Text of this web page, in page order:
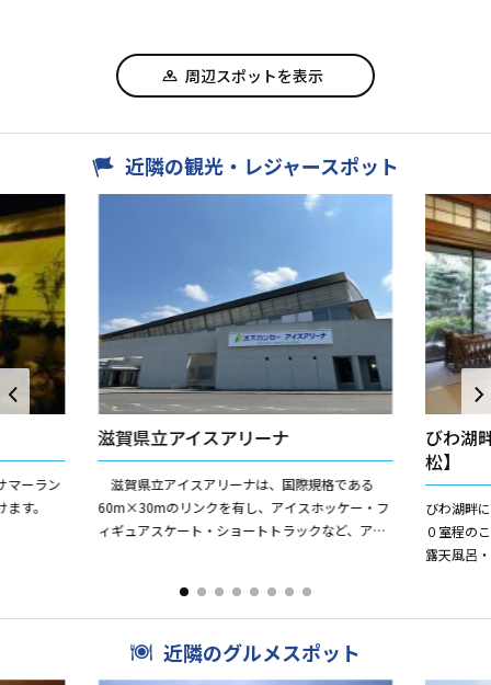
周辺スポットを表示
近隣の観光・レジャースポット
マーラン
す。
滋賀県立アイスアリーナ
滋賀県立アイスアリーナは、国際規格である
60m×30mのリンクを有し、アイスホッケー・フ
ィギュアスケート・ショートトラックなど、アイ
びわ湖
松】
びわ湖畔
０室程の
露天風呂
近隣のグルメスポット